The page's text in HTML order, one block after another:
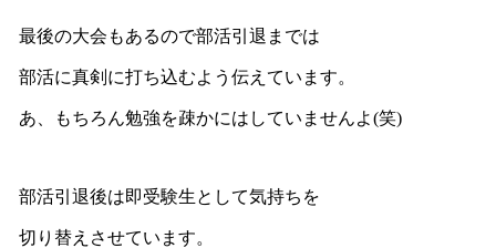
最後の大会もあるので部活引退までは
部活に真剣に打ち込むよう伝えています。
あ、もちろん勉強を疎かにはしていませんよ(笑)
部活引退後は即受験生として気持ちを
切り替えさせています。